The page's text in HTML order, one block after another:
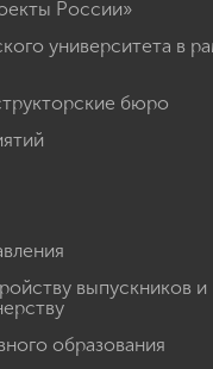
России»
университета в
бюро
выпускников и
образования